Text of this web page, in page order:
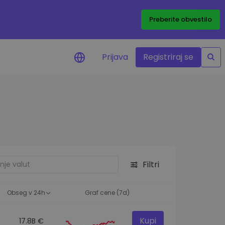
Preberite obvestilo
Prijava Registriraj se
Filtri
Obseg v 24h Graf cene (7d)
17.8B € Kupi